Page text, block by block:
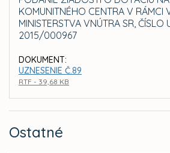
KOMUNITNÉHO CENTRA V RÁMCI
MINISTERSTVA VNÚTRA SR,
2015/000967
DOKUMENT:
UZNESENIE Č.89
RTF - 39,68 KB
Ostatné